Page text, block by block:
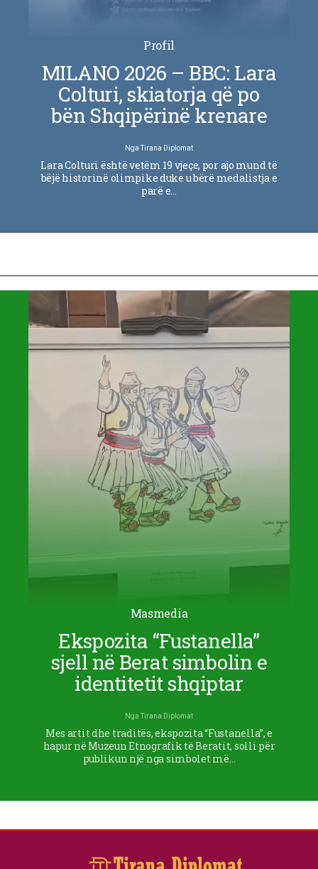
Profil
MILANO 2026 – BBC: Lara
Colturi, skiatorja që po
bën Shqipërinë krenare
NgaTirana Diplomat
Lara Colturi është vetëm 19 vjeçe, por ajo mund të
bëjë historinë olimpike duke u bërë medalistja e
parë e…
Masmedia
Ekspozita “Fustanella”
sjell në Berat simbolin e
identitetit shqiptar
Nga Tirana Diplomat
Mes artit dhe traditës, ekspozita “Fustanella”, e
hapur në Muzeun Etnografik të Beratit, solli për
publikun një nga simbolet më…